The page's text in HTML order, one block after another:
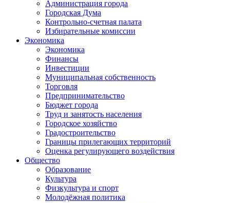
Администрация города
Городская Дума
Контрольно-счетная палата
Избирательные комиссии
Экономика
Экономика
Финансы
Инвестиции
Муниципальная собственность
Торговля
Предпринимательство
Бюджет города
Труд и занятость населения
Городское хозяйство
Градостроительство
Границы прилегающих территорий
Оценка регулирующего воздействия
Общество
Образование
Культура
Физкультура и спорт
Молодёжная политика